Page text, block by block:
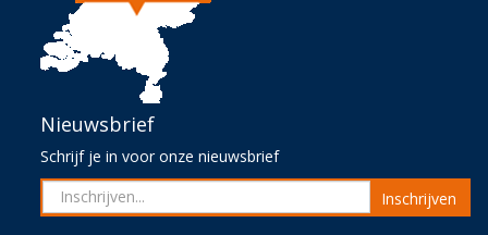
Nieuwsbrief
Schrijf je in voor onze nieuwsbrief
Inschrijven